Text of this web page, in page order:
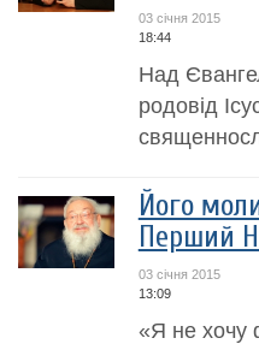
03 січня 2015
18:44
Над
родовід
Його
Перший
03 січня 2015
13:09
«Я не хочу